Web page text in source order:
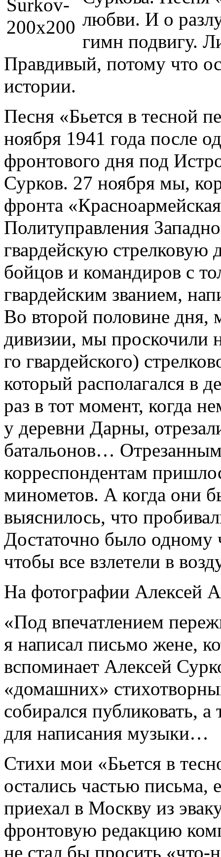
любви. И о
гимн подвигу.
Правдивый, потому что
истории.
Песня «Бьется в тесной
ноября 1941 года после
фронтового дня под
Сурков. 27 ноября мы,
фронта
Политуправления
гвардейскую стрелковую
бойцов и командиров с
гвардейским званием,
Во второй половине дня,
дивизии, мы проскочили
го гвардейского)
который располагался в
раз в тот момент, когда
у деревни Дарны,
батальонов…
корреспондентам
минометов. А когда они
выяснилось, что
Достаточно было одному
чтобы все взлетели в
На фотографии Алексей
«Под впечатлением
я написал письмо жене,
вспоминает Алексей
«домашних»
собирался публиковать,
для написания музыки…
Стихи мои «Бьется в
остались частью письма,
приехал в Москву из
фронтовую редакцию
не стал бы просить «что-